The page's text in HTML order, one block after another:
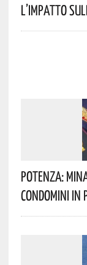
L’impatto
Potenza:
Condomini